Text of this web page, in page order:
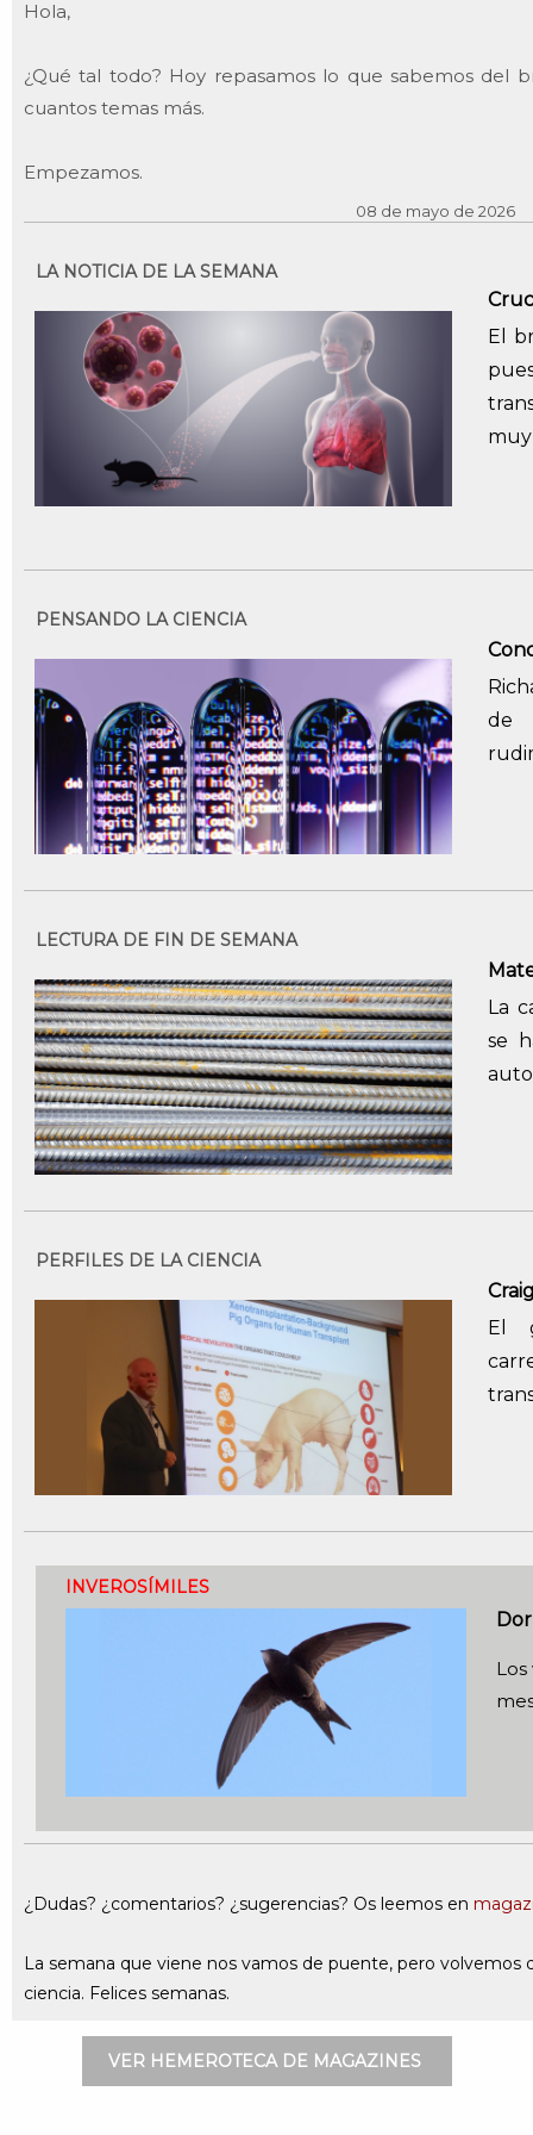
Hola,
¿Qué tal todo? Hoy repasamos lo que sabemos del
cuantos temas más.
Empezamos.
08 de mayo de 2026
LA NOTICIA DE LA SEMANA
El
PENSANDO LA CIENCIA
de
LECTURA DE FIN DE SEMANA
La
se
PERFILES DE LA CIENCIA
El
INVEROSÍMILES
¿Dudas? ¿comentarios? ¿sugerencias? Os leemos en
La semana que viene nos vamos de puente, pero
ciencia. Felices semanas.
VER HEMEROTECA DE MAGAZINES